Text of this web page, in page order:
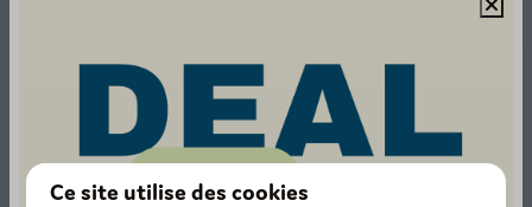
Ce site utilise des cookies